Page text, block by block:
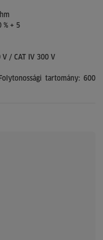
% + 5
V / CAT IV 300 V
tartomány: 600